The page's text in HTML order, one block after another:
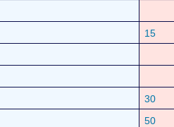
15
30
50